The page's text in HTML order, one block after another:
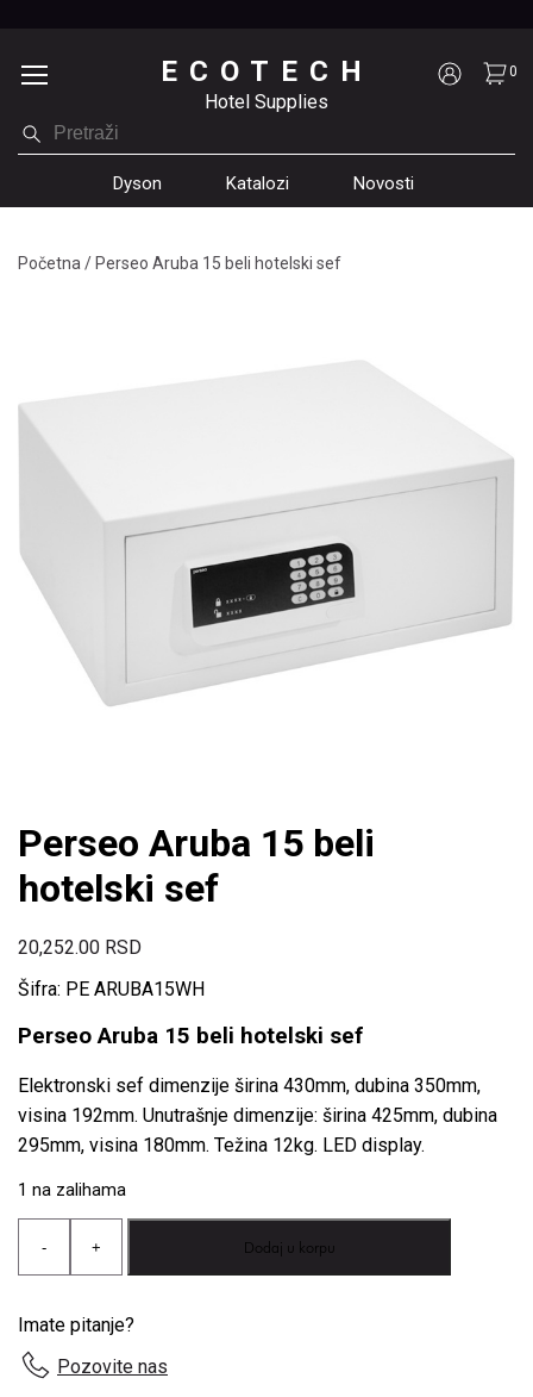
Dyson Katalozi Novosti
ECOTECH
Hotel Supplies
0
Početna /Perseo Aruba 15 beli hotelski sef
Perseo Aruba 15 beli
hotelski sef
20,252.00 RSD
Šifra: PE ARUBA15WH
Perseo Aruba 15 beli hotelski sef
Elektronski sef dimenzije širina 430mm, dubina 350mm,
visina 192mm. Unutrašnje dimenzije: širina 425mm, dubina
295mm, visina 180mm. Težina 12kg. LED display.
1 na zalihama
-
Perseo
Aruba
15
hotelski
količina
+ Dodaj u korpu
Imate pitanje?
Pozovite nas